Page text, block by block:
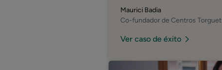
Maurici Badia
Co-fundador de Centros Torguet
Ver caso de éxito